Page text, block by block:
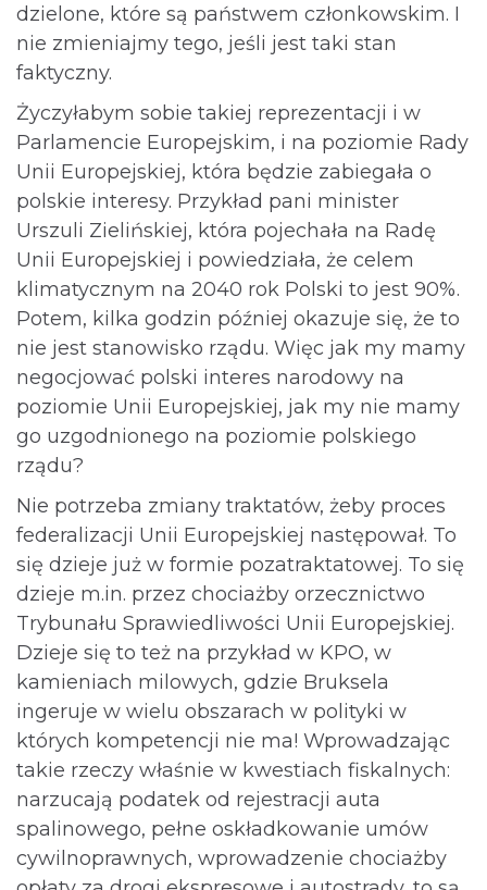
dzielone, które są państwem członkowskim. I
nie zmieniajmy tego, jeśli jest taki stan
faktyczny.
Życzyłabym sobie takiej reprezentacji i w
Parlamencie Europejskim, i na poziomie Rady
Unii Europejskiej, która będzie zabiegała o
polskie interesy. Przykład pani minister
Urszuli Zielińskiej, która pojechała na Radę
Unii Europejskiej i powiedziała, że celem
klimatycznym na 2040 rok Polski to jest 90%.
Potem, kilka godzin później okazuje się, że to
nie jest stanowisko rządu. Więc jak my mamy
negocjować polski interes narodowy na
poziomie Unii Europejskiej, jak my nie mamy
go uzgodnionego na poziomie polskiego
rządu?
Nie potrzeba zmiany traktatów, żeby proces
federalizacji Unii Europejskiej następował. To
się dzieje już w formie pozatraktatowej. To się
dzieje m.in. przez chociażby orzecznictwo
Trybunału Sprawiedliwości Unii Europejskiej.
Dzieje się to też na przykład w KPO, w
kamieniach milowych, gdzie Bruksela
ingeruje w wielu obszarach w polityki w
których kompetencji nie ma! Wprowadzając
takie rzeczy właśnie w kwestiach fiskalnych:
narzucają podatek od rejestracji auta
spalinowego, pełne oskładkowanie umów
cywilnoprawnych, wprowadzenie chociażby